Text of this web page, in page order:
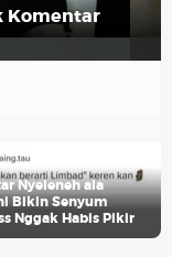
Komentar
Nyeleneh ala
Bikin Senyum
Nggak Habis Pikir